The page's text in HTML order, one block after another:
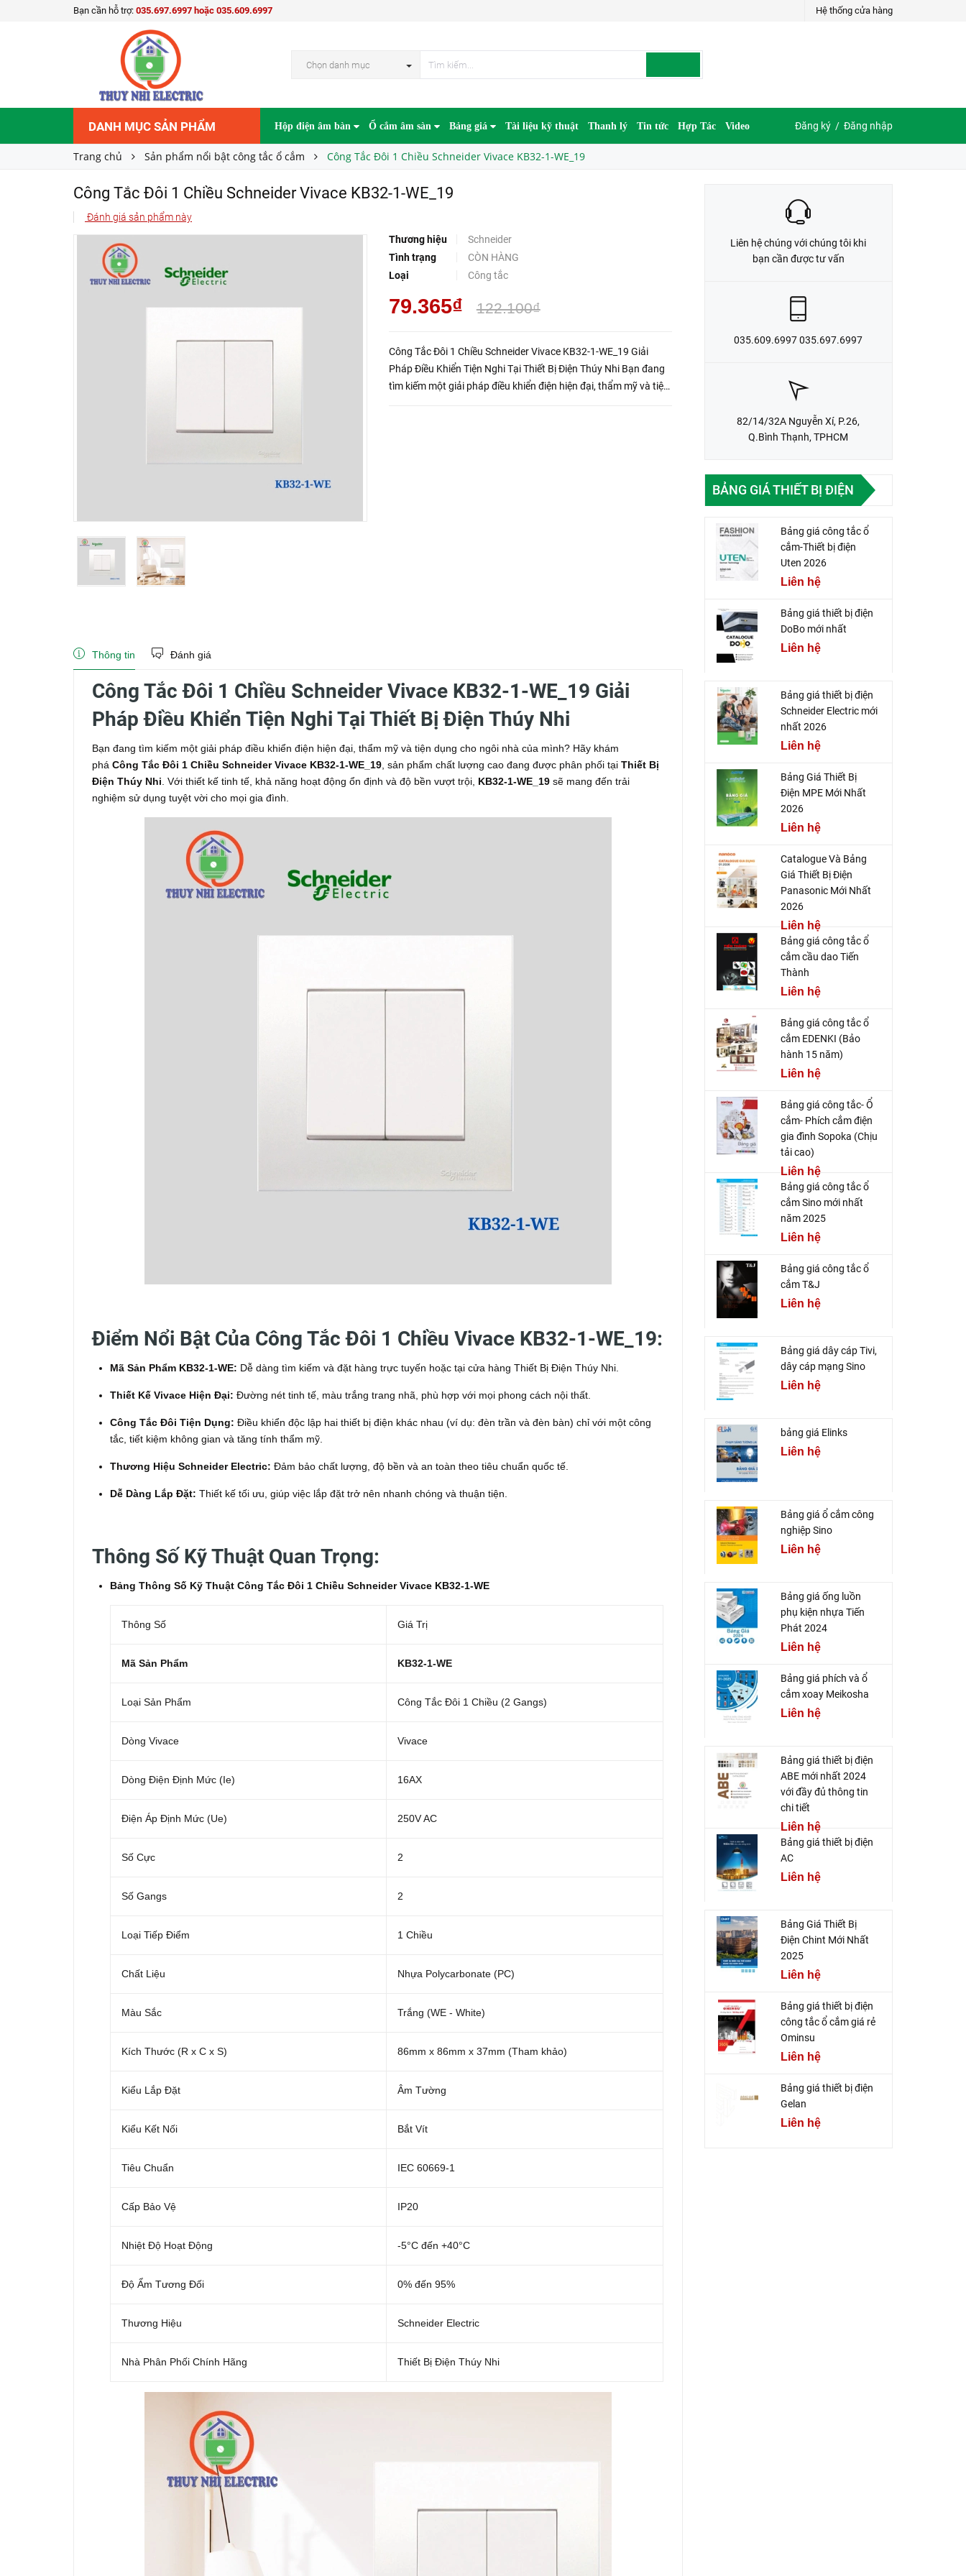
Bạn cần hỗ trợ: 035.697.6997 hoặc 035.609.6997 Hệ thống cửa hàng
Chọn danh mục
DANH MỤC SẢN PHẨM Hộp điện âm bàn Ổ cắm âm sàn Bảng giá Tài liệu kỹ thuật Thanh lý Tin tức Hợp Tác Video Đăng ký / Đăng nhập
Trang chủ Sản phẩm nổi bật công tắc ổ cắm Công Tắc Đôi 1 Chiều Schneider Vivace KB32-1-WE_19
Công Tắc Đôi 1 Chiều Schneider Vivace KB32-1-WE_19
Đánh giá sản phẩm này
Thương hiệu
Schneider
Tình trạng
CÒN HÀNG
Loại
Công tắc
79.365₫ 122.100₫
Công Tắc Đôi 1 Chiều Schneider Vivace KB32-1-WE_19 Giải
Pháp Điều Khiển Tiện Nghi Tại Thiết Bị Điện Thúy Nhi Bạn đang
tìm kiếm một giải pháp điều khiển điện hiện đại, thẩm mỹ và tiện
Công Tắc Đôi 1 Chiều Schneider Vivace KB32-1-WE_19
Giá bán: 79.365₫
LIÊN HỆ ĐẶT HÀNG
Thông tin Đánh giá
Công Tắc Đôi 1 Chiều Schneider Vivace KB32-1-WE_19 Giải
Pháp Điều Khiển Tiện Nghi Tại Thiết Bị Điện Thúy Nhi
Bạn đang tìm kiếm một giải pháp điều khiển điện hiện đại, thẩm mỹ và tiện dụng cho ngôi nhà của mình? Hãy khám
phá Công Tắc Đôi 1 Chiều Schneider Vivace KB32-1-WE_19 , sản phẩm chất lượng cao đang được phân phối tại Thiết Bị
Điện Thúy Nhi . Với thiết kế tinh tế, khả năng hoạt động ổn định và độ bền vượt trội, KB32-1-WE_19 sẽ mang đến trải
nghiệm sử dụng tuyệt vời cho mọi gia đình.
Điểm Nổi Bật Của Công Tắc Đôi 1 Chiều Vivace KB32-1-WE_19:
Mã Sản Phẩm KB32-1-WE: Dễ dàng tìm kiếm và đặt hàng trực tuyến hoặc tại cửa hàng Thiết Bị Điện Thúy Nhi.
Thiết Kế Vivace Hiện Đại: Đường nét tinh tế, màu trắng trang nhã, phù hợp với mọi phong cách nội thất.
Công Tắc Đôi Tiện Dụng: Điều khiển độc lập hai thiết bị điện khác nhau (ví dụ: đèn trần và đèn bàn) chỉ với một công
tắc, tiết kiệm không gian và tăng tính thẩm mỹ.
Thương Hiệu Schneider Electric: Đảm bảo chất lượng, độ bền và an toàn theo tiêu chuẩn quốc tế.
Dễ Dàng Lắp Đặt: Thiết kế tối ưu, giúp việc lắp đặt trở nên nhanh chóng và thuận tiện.
Thông Số Kỹ Thuật Quan Trọng:
Bảng Thông Số Kỹ Thuật Công Tắc Đôi 1 Chiều Schneider Vivace KB32-1-WE
Thông Số Giá Trị
Mã Sản Phẩm KB32-1-WE
Loại Sản Phẩm Công Tắc Đôi 1 Chiều (2 Gangs)
Dòng Vivace Vivace
Dòng Điện Định Mức (Ie) 16AX
Điện Áp Định Mức (Ue) 250V AC
Số Cực 2
Số Gangs 2
Loại Tiếp Điểm 1 Chiều
Chất Liệu Nhựa Polycarbonate (PC)
Màu Sắc Trắng (WE - White)
Kích Thước (R x C x S) 86mm x 86mm x 37mm (Tham khảo)
Kiểu Lắp Đặt Âm Tường
Kiểu Kết Nối Bắt Vít
Tiêu Chuẩn IEC 60669-1
Cấp Bảo Vệ IP20
Nhiệt Độ Hoạt Động -5°C đến +40°C
Độ Ẩm Tương Đối 0% đến 95%
Thương Hiệu Schneider Electric
Nhà Phân Phối Chính Hãng Thiết Bị Điện Thúy Nhi
Liên hệ chúng với chúng tôi khi
bạn cần được tư vấn
035.609.6997 035.697.6997
82/14/32A Nguyễn Xí, P.26,
Q.Bình Thạnh, TPHCM
BẢNG GIÁ THIẾT BỊ ĐIỆN
Bảng giá công tắc ổ
cắm-Thiết bị điện
Uten 2026
Liên hệ
Bảng giá thiết bị điện
DoBo mới nhất
Liên hệ
Bảng giá thiết bị điện
Schneider Electric mới
nhất 2026
Liên hệ
Bảng Giá Thiết Bị
Điện MPE Mới Nhất
2026
Liên hệ
Catalogue Và Bảng
Giá Thiết Bị Điện
Panasonic Mới Nhất
2026
Liên hệ
Bảng giá công tắc ổ
cắm cầu dao Tiến
Thành
Liên hệ
Bảng giá công tắc ổ
cắm EDENKI (Bảo
hành 15 năm)
Liên hệ
Bảng giá công tắc- Ổ
cắm- Phích cắm điện
gia đình Sopoka (Chịu
tải cao)
Liên hệ
Bảng giá công tắc ổ
cắm Sino mới nhất
năm 2025
Liên hệ
Bảng giá công tắc ổ
cắm T&J
Liên hệ
Bảng giá dây cáp Tivi,
dây cáp mạng Sino
Liên hệ
bảng giá Elinks
Liên hệ
Bảng giá ổ cắm công
nghiệp Sino
Liên hệ
Bảng giá ống luồn
phụ kiện nhựa Tiến
Phát 2024
Liên hệ
Bảng giá phích và ổ
cắm xoay Meikosha
Liên hệ
Bảng giá thiết bị điện
ABE mới nhất 2024
với đầy đủ thông tin
chi tiết
Liên hệ
Bảng giá thiết bị điện
AC
Liên hệ
Bảng Giá Thiết Bị
Điện Chint Mới Nhất
2025
Liên hệ
Bảng giá thiết bị điện
công tắc ổ cắm giá rẻ
Ominsu
Liên hệ
Bảng giá thiết bị điện
Gelan
Liên hệ